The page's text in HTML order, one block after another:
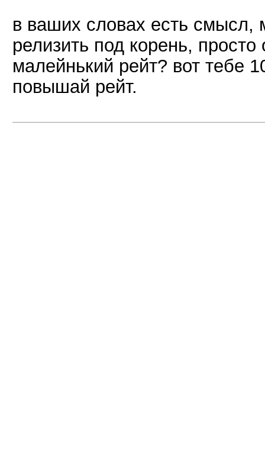
в ваших словах есть смысл,
релизить под корень, просто
малейнький рейт? вот тебе
повышай рейт.